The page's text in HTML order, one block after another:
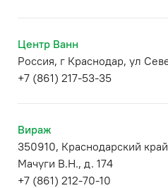
Центр Ванн
Россия, г Краснодар, ул
+7 (861) 217-53-35
Вираж
350910, Краснодарский
Мачуги В.Н., д. 174
+7 (861) 212-70-10